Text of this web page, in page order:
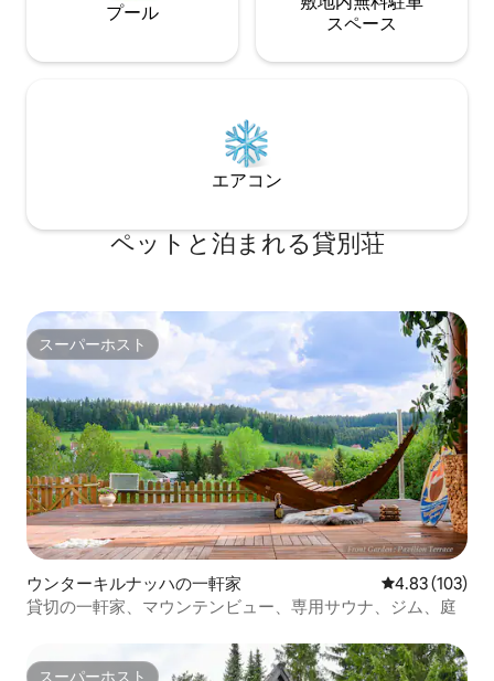
プール
ス⁠ペ⁠ー⁠ス
エアコン
ペットと泊まれる貸別荘
スーパーホスト
スーパーホスト
ウンターキルナッハの一軒家 レビュー103
4.83 (103)
貸切の一軒家、マウンテンビュー、専用サウナ、ジム、庭
スーパーホスト